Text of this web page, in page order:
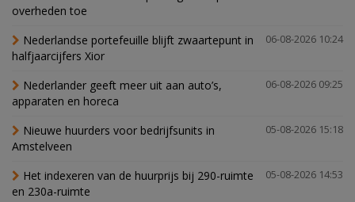
overheden toe
06-08-2026 10:24
Nederlandse portefeuille blijft zwaartepunt in
halfjaarcijfers Xior
06-08-2026 09:25
Nederlander geeft meer uit aan auto’s,
apparaten en horeca
05-08-2026 15:18
Nieuwe huurders voor bedrijfsunits in
Amstelveen
05-08-2026 14:53
Het indexeren van de huurprijs bij 290-ruimte
en 230a-ruimte